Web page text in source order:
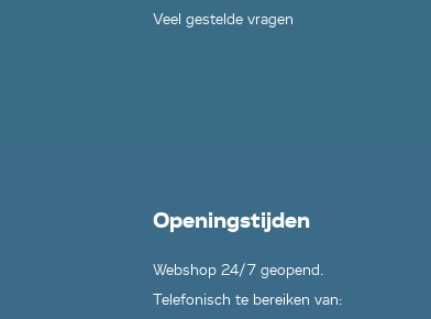
Veel gestelde vragen
Openingstijden
Webshop 24/7 geopend.
Telefonisch te bereiken van: